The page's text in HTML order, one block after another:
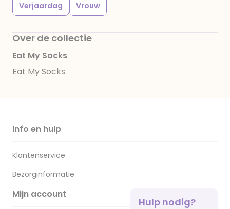
Verjaardag Vrouw
Over de collectie
Eat My Socks
Eat My Socks
Info en hulp
Klantenservice
Bezorginformatie
Mijn account
Hulp nodig?